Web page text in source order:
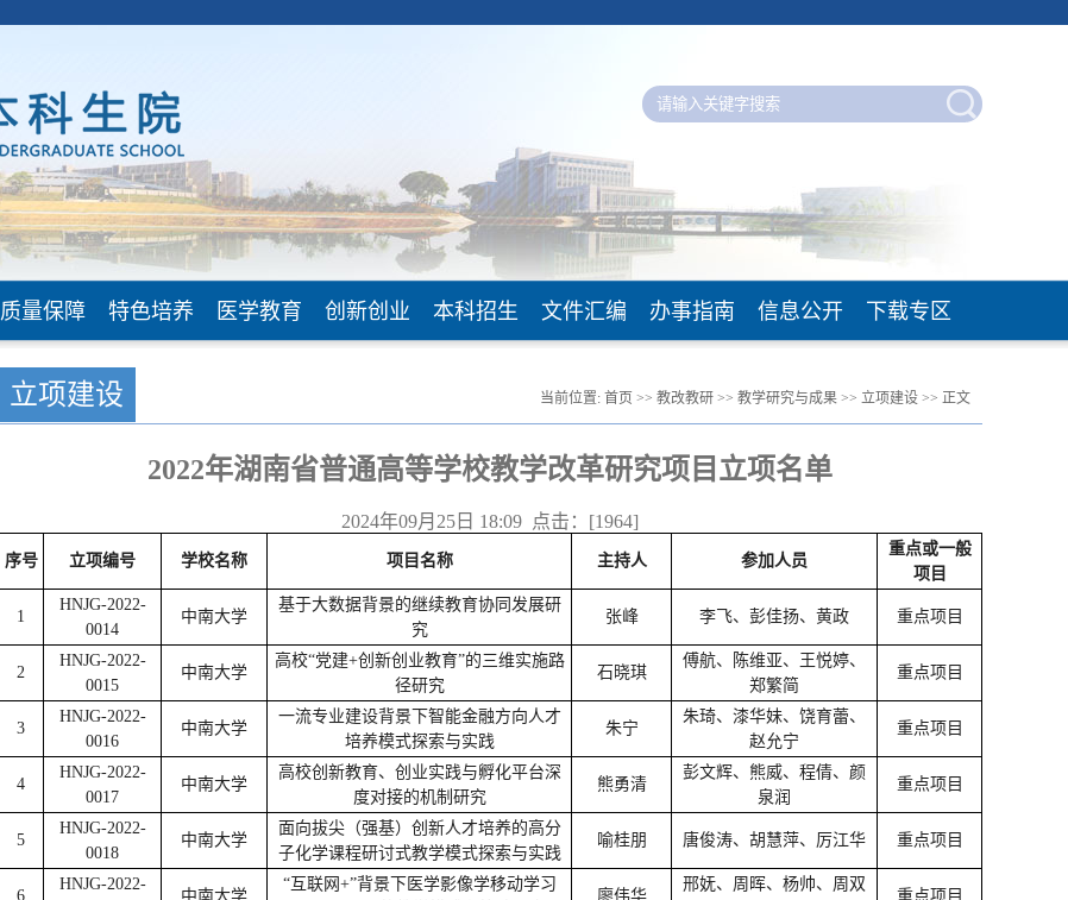
质量保障 特色培养 医学教育 创新创业 本科招生 文件汇编 办事指南 信息公开 下载专区
立项建设 当前位置: 首页 >> 教改教研 >> 教学研究与成果 >> 立项建设 >> 正文
2022年湖南省普通高等学校教学改革研究项目立项名单
2024年09月25日 18:09 点击：[1964]
序号 立项编号 学校名称 项目名称 主持人 参加人员
重点或一般
项目
1
HNJG-2022-
0014
中南大学
基于大数据背景的继续教育协同发展研
究
张峰 李飞、彭佳扬、黄政 重点项目
2
HNJG-2022-
0015
中南大学
高校“党建+创新创业教育”的三维实施路
径研究
石晓琪
傅航、陈维亚、王悦婷、
郑繁简
重点项目
3
HNJG-2022-
0016
中南大学
一流专业建设背景下智能金融方向人才
培养模式探索与实践
朱宁
朱琦、漆华妹、饶育蕾、
赵允宁
重点项目
4
HNJG-2022-
0017
中南大学
高校创新教育、创业实践与孵化平台深
度对接的机制研究
熊勇清
彭文辉、熊威、程倩、颜
泉润
重点项目
5
HNJG-2022-
0018
中南大学
面向拔尖（强基）创新人才培养的高分
子化学课程研讨式教学模式探索与实践
喻桂朋 唐俊涛、胡慧萍、厉江华 重点项目
6
HNJG-2022-
中南大学
“互联网+”背景下医学影像学移动学习
廖伟华
邢妩、周晖、杨帅、周双
重点项目